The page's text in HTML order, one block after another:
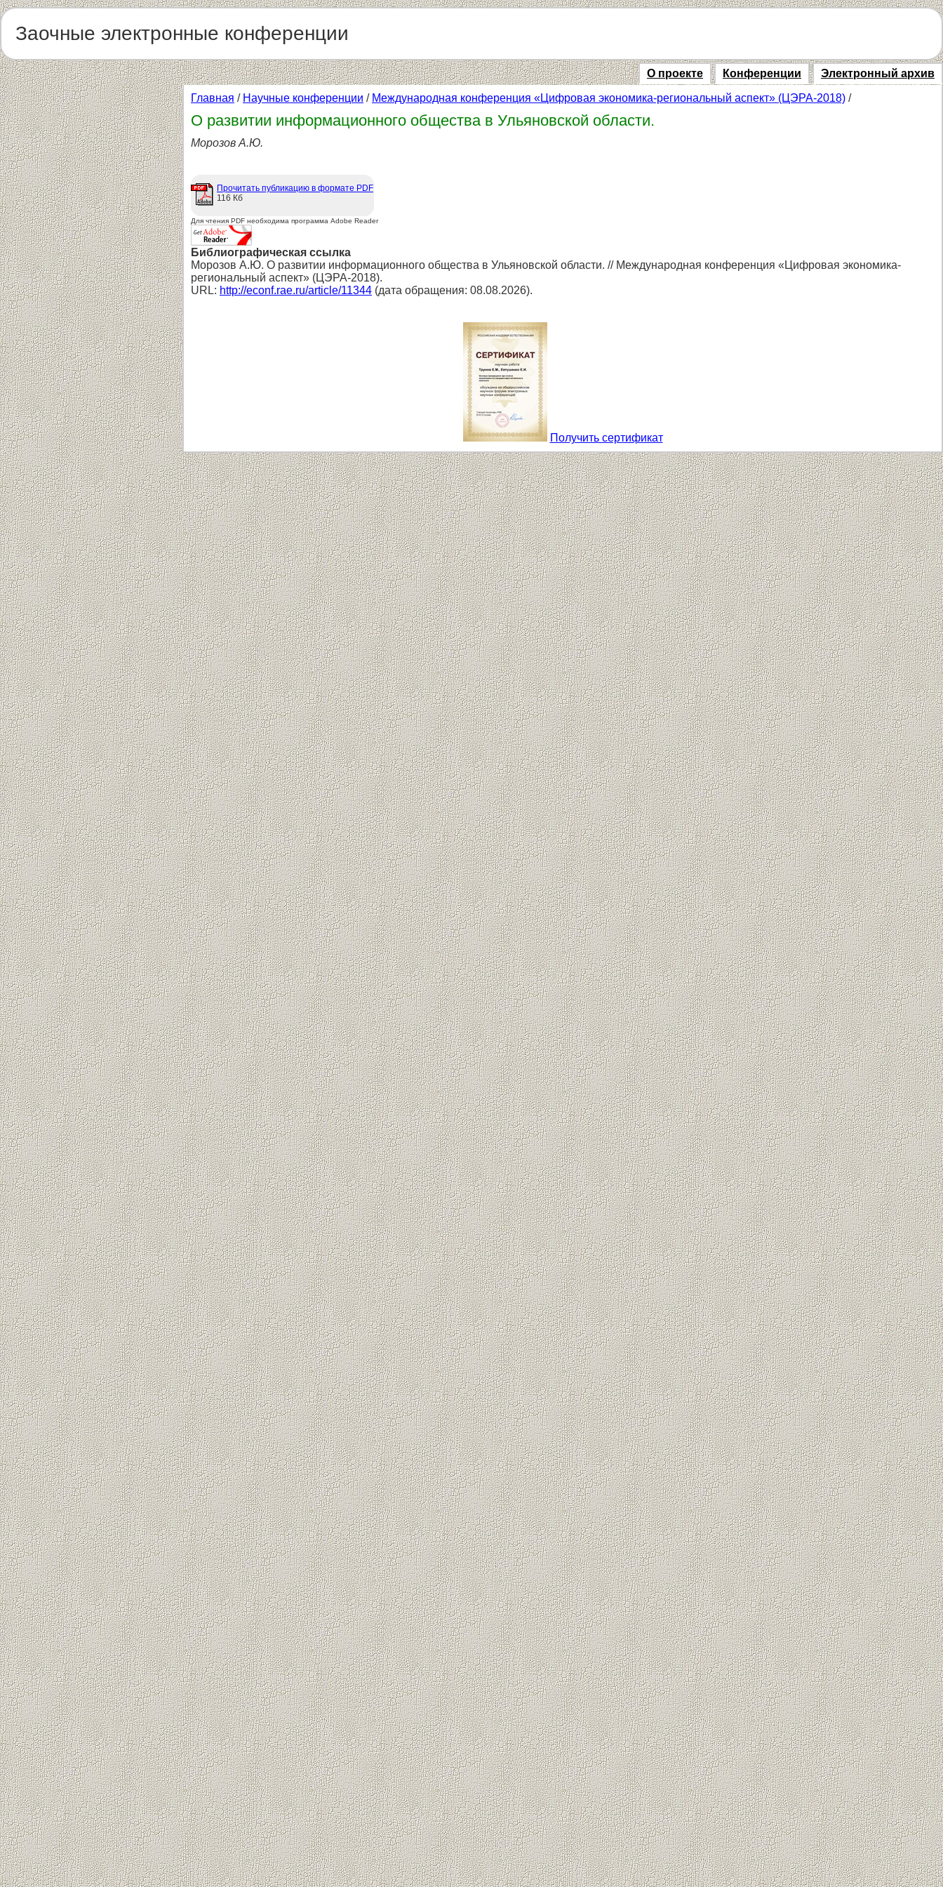
Заочные электронные конференции
О проекте Конференции Электронный архив
Главная / Научные конференции / Международная конференция «Цифровая экономика-региональный аспект» (ЦЭРА-2018) /
О развитии информационного общества в Ульяновской области.
Морозов А.Ю.
Прочитать публикацию в формате PDF
116 Кб
Для чтения PDF необходима программа Adobe Reader
Библиографическая ссылка
Морозов А.Ю. О развитии информационного общества в Ульяновской области. // Международная конференция «Цифровая экономика-
региональный аспект» (ЦЭРА-2018).
URL: http://econf.rae.ru/article/11344 (дата обращения: 08.08.2026).
Получить сертификат